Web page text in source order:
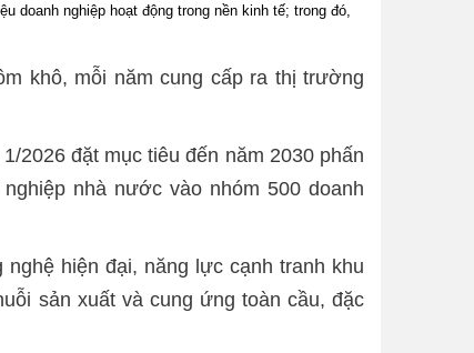
doanh nghiệp hoạt động trong nền kinh tế; trong đó,
khô, mỗi năm cung cấp ra thị trường
2026 đặt mục tiêu đến năm 2030 phấn
nhà nước vào nhóm 500 doanh
hiện đại, năng lực cạnh tranh khu
sản xuất và cung ứng toàn cầu, đặc